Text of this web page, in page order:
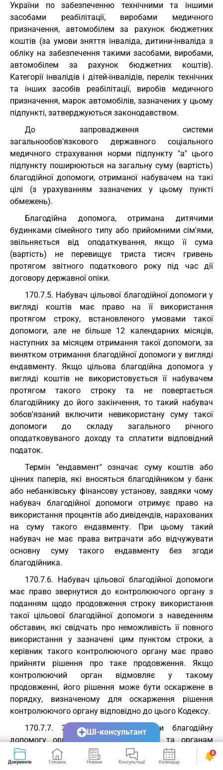
України по забезпеченню технічними та іншими
засобами реабілітації, виробами медичного
призначення, автомобілем за рахунок бюджетних
коштів (за умови зняття інваліда, дитини-інваліда з
обліку на забезпечення такими засобами, виробами,
автомобілем за рахунок бюджетних коштів).
Категорії інвалідів і дітей-інвалідів, перелік технічних
та інших засобів реабілітації, виробів медичного
призначення, марок автомобілів, зазначених у цьому
підпункті, затверджуються законодавством.
До запровадження системи
загальнообов'язкового державного соціального
медичного страхування норми підпункту "а" цього
підпункту поширюються на загальну суму (вартість)
благодійної допомоги, отриманої набувачем на такі
цілі (з урахуванням зазначених у цьому пункті
обмежень).
Благодійна допомога, отримана дитячими
будинками сімейного типу або прийомними сім'ями,
звільняється від оподаткування, якщо її сума
(вартість) не перевищує триста тисяч гривень
протягом звітного податкового року під час дії
договору державної опіки.
170.7.5. Набувач цільової благодійної допомоги у
вигляді коштів має право на її використання
протягом строку, встановленого умовами такої
допомоги, але не більше 12 календарних місяців,
наступних за місяцем отримання такої допомоги, за
винятком отримання благодійної допомоги у вигляді
ендавменту. Якщо цільова благодійна допомога у
вигляді коштів не використовується її набувачем
протягом такого строку та не повертається
благодійнику до його закінчення, то такий набувач
зобов'язаний включити невикористану суму такої
допомоги до складу загального річного
оподатковуваного доходу та сплатити відповідний
податок.
Термін "ендавмент" означає суму коштів або
цінних паперів, які вносяться благодійником у банк
або небанківську фінансову установу, завдяки чому
набувач благодійної допомоги отримує право на
використання процентів або дивідендів, нарахованих
на суму такого ендавменту. При цьому такий
набувач не має права витрачати або відчужувати
основну суму такого ендавменту без згоди
благодійника.
170.7.6. Набувач цільової благодійної допомоги
має право звернутися до контролюючого органу з
поданням щодо продовження строку використання
такої цільової благодійної допомоги з наведенням
обставин, які свідчать про неможливість її повного
використання у зазначені цим пунктом строки, а
керівник такого контролюючого органу має право
прийняти рішення про таке продовження. Якщо
контролюючий орган відмовляє у такому
продовженні, його рішення може бути оскаржене в
порядку, визначеному для оскарження рішення
контролюючого органу відповідно до цього Кодексу.
170.7.7. Забороняється надавати благодійну
допомогу органам державної влади та органам
місцевого самоврядування або створеним ними
неприбутковим організаціям або за їх дорученням -
Документи Головна Новини Консультації Календар Сервіси
0
ШІ-консультант